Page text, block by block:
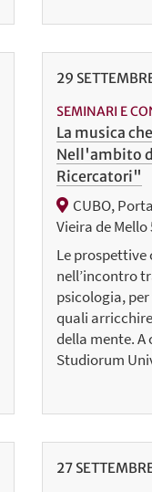
29
SEMINARI E
La musica
Nell'ambito
Ricercatori"
CUBO,
Vieira de Mello
Le prospettive
nell’incontro
psicologia,
quali
della mente. A
Studiorum
27